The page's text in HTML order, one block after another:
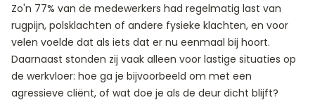
Zo'n 77% van de medewerkers had regelmatig last van
rugpijn, polsklachten of andere fysieke klachten, en voor
velen voelde dat als iets dat er nu eenmaal bij hoort.
Daarnaast stonden zij vaak alleen voor lastige situaties op
de werkvloer: hoe ga je bijvoorbeeld om met een
agressieve cliënt, of wat doe je als de deur dicht blijft?